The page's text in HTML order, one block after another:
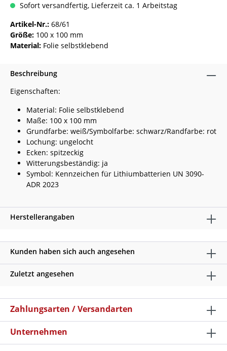
Sofort versandfertig, Lieferzeit ca. 1 Arbeitstag
Artikel-Nr.: 68/61
Größe: 100 x 100 mm
Material: Folie selbstklebend
Beschreibung
Eigenschaften:
Material: Folie selbstklebend
Maße: 100 x 100 mm
Grundfarbe: weiß/Symbolfarbe: schwarz/Randfarbe: rot
Lochung: ungelocht
Ecken: spitzeckig
Witterungsbeständig: ja
Symbol: Kennzeichen für Lithiumbatterien UN 3090-
ADR 2023
Herstellerangaben
Kunden haben sich auch angesehen
Zuletzt angesehen
Zahlungsarten / Versandarten
Unternehmen